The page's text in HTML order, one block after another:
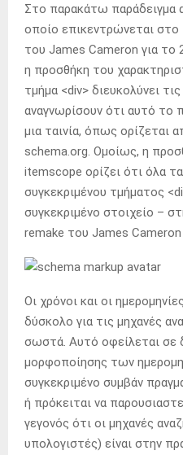
Στο παρακάτω παράδειγμα
οποίο επικεντρώνεται στο
του James Cameron για το
η προσθήκη του
τμήμα <div> διευκολύνει
αναγνωρίσουν ότι αυτό το
μια ταινία, όπως ορίζεται
schema.org. Ομοίως, η
itemscope ορίζει ότι όλα
συγκεκριμένου τμήματος
συγκεκριμένο στοιχείο –
remake του James Cameron
Οι χρόνοι και οι
δύσκολο για τις μηχανές
σωστά. Αυτό οφείλεται σε
μορφοποίησης των
συγκεκριμένο συμβάν
ή πρόκειται να
γεγονός ότι οι μηχανές
υπολογιστές) είναι στην